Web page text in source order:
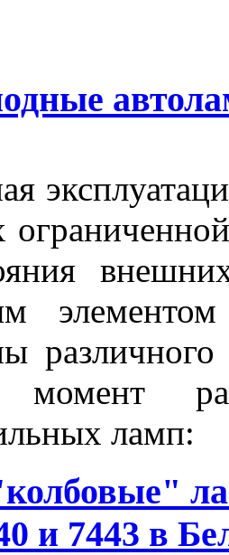
момент
ламп:
и 7443 в